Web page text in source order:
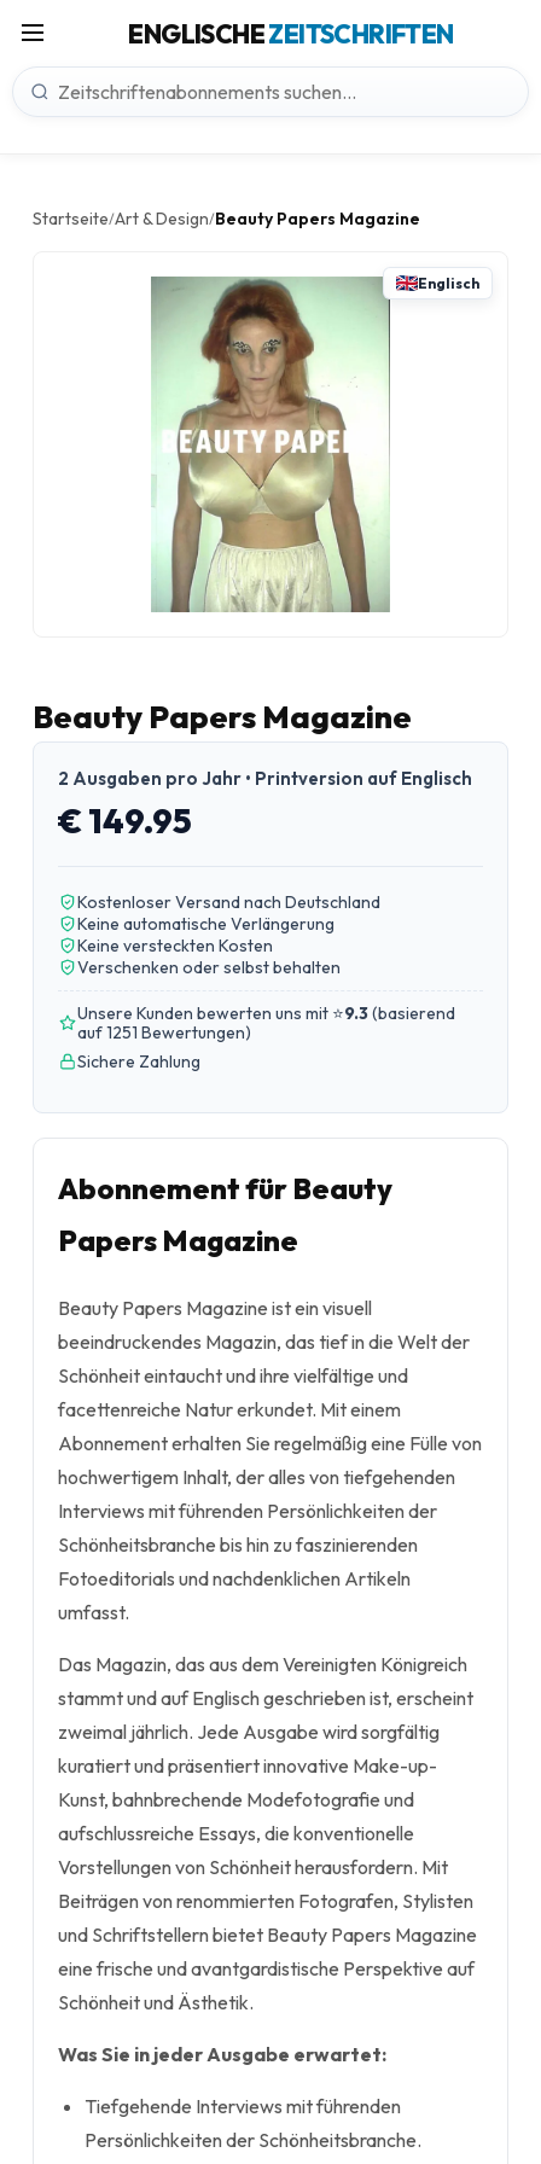
ENGLISCHEZEITSCHRIFTEN
Startseite/Art & Design/Beauty Papers Magazine
Englisch
Beauty Papers Magazine
2 Ausgaben pro Jahr • Printversion auf Englisch
€ 149.95
Kostenloser Versand nach Deutschland
Keine automatische Verlängerung
Keine versteckten Kosten
Verschenken oder selbst behalten
Unsere Kunden bewerten uns mit ⭐9.3(basierend
auf 1251 Bewertungen)
Sichere Zahlung
Abonnement für Beauty
Papers Magazine
Beauty Papers Magazine ist ein visuell
beeindruckendes Magazin, das tief in die Welt der
Schönheit eintaucht und ihre vielfältige und
facettenreiche Natur erkundet. Mit einem
Abonnement erhalten Sie regelmäßig eine Fülle von
hochwertigem Inhalt, der alles von tiefgehenden
Interviews mit führenden Persönlichkeiten der
Schönheitsbranche bis hin zu faszinierenden
Fotoeditorials und nachdenklichen Artikeln
umfasst.
Das Magazin, das aus dem Vereinigten Königreich
stammt und auf Englisch geschrieben ist, erscheint
zweimal jährlich. Jede Ausgabe wird sorgfältig
kuratiert und präsentiert innovative Make-up-
Kunst, bahnbrechende Modefotografie und
aufschlussreiche Essays, die konventionelle
Vorstellungen von Schönheit herausfordern. Mit
Beiträgen von renommierten Fotografen, Stylisten
und Schriftstellern bietet Beauty Papers Magazine
eine frische und avantgardistische Perspektive auf
Schönheit und Ästhetik.
Was Sie in jeder Ausgabe erwartet:
Tiefgehende Interviews mit führenden
Persönlichkeiten der Schönheitsbranche.